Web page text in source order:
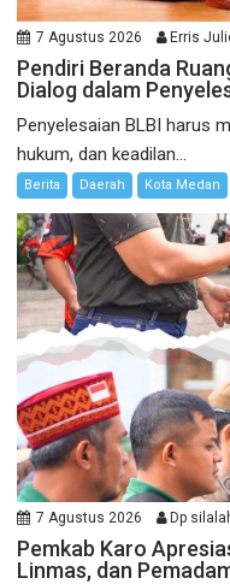
7 Agustus 2026 Erris
Pendiri Beranda
Dialog dalam
Penyelesaian BLBI harus
hukum, dan keadilan...
Berita Daerah Kota Medan
7 Agustus 2026 Dp
Pemkab Karo
Linmas, dan